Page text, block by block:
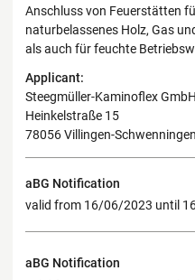
Anschluss von Feuerstätten
naturbelassenes Holz, Gas
als auch für feuchte
Applicant:
Steegmüller-Kaminoflex GmbH
Heinkelstraße 15
78056 Villingen-Schwenningen
aBG Notification
valid from 16/06/2023 until
aBG Notification